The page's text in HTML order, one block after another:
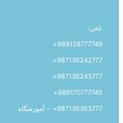
تلفن:
989128777749+
987136242777+
987136243777+
989170777745+
987136363777+ – آموزشگاه